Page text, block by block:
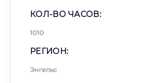
КОЛ-ВО ЧАСОВ:
1010
РЕГИОН:
Энгельс